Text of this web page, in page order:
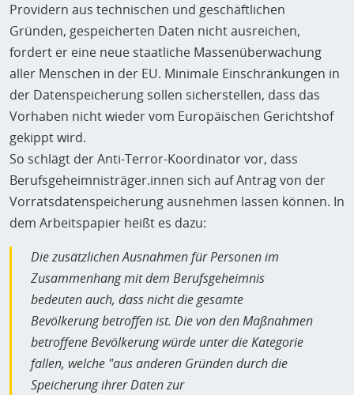
Providern aus technischen und geschäftlichen
Gründen, gespeicherten Daten nicht ausreichen,
fordert er eine neue staatliche Massenüberwachung
aller Menschen in der EU. Minimale Einschränkungen in
der Datenspeicherung sollen sicherstellen, dass das
Vorhaben nicht wieder vom Europäischen Gerichtshof
gekippt wird.
So schlägt der Anti-Terror-Koordinator vor, dass
Berufsgeheimnisträger.innen sich auf Antrag von der
Vorratsdatenspeicherung ausnehmen lassen können. In
dem Arbeitspapier heißt es dazu:
Die zusätzlichen Ausnahmen für Personen im
Zusammenhang mit dem Berufsgeheimnis
bedeuten auch, dass nicht die gesamte
Bevölkerung betroffen ist. Die von den Maßnahmen
betroffene Bevölkerung würde unter die Kategorie
fallen, welche "aus anderen Gründen durch die
Speicherung ihrer Daten zur